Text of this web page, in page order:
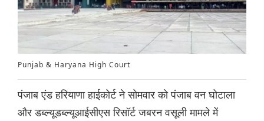
Punjab & Haryana High Court
पंजाब एंड हरियाणा हाईकोर्ट ने सोमवार को पंजाब वन घोटाला
और डब्ल्यूडब्ल्यूआईसीएस रिसॉर्ट जबरन वसूली मामले में